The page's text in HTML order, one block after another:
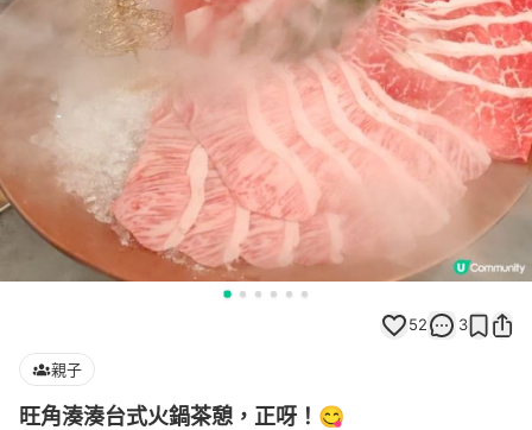
52 3
親子
旺角湊湊台式火鍋茶憩，正呀！😋